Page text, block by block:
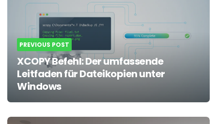
PREVIOUS POST
XCOPY Befehl: Der umfassende
Leitfaden für Dateikopien unter
Windows